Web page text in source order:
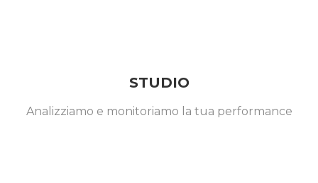
STUDIO
Analizziamo e monitoriamo la tua performance